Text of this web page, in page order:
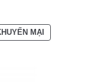
MẠI
PHẨM